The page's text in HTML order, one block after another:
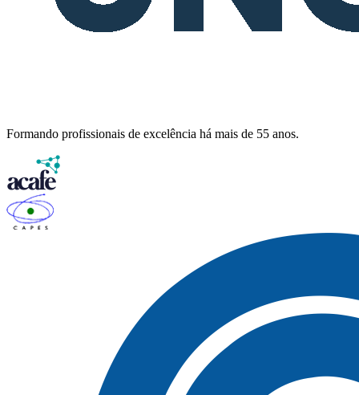
Formando profissionais de excelência há mais de 55 anos.